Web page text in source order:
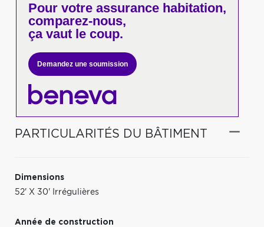
Pour votreassurance habitation,
comparez-nous,
ça vaut le coup.
Demandez une soumission
PARTICULARITÉS DU BÂTIMENT
Dimensions
52' X 30' Irrégulières
Année de construction